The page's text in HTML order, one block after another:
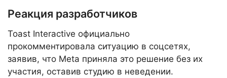
Реакция разработчиков
Toast Interactive официально
прокомментировала ситуацию в соцсетях,
заявив, что Meta приняла это решение без их
участия, оставив студию в неведении.